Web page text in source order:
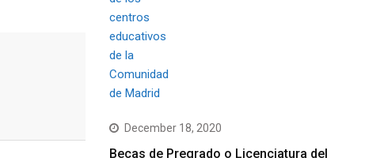
December 18, 2020
Becas de Pregrado o Licenciatura del